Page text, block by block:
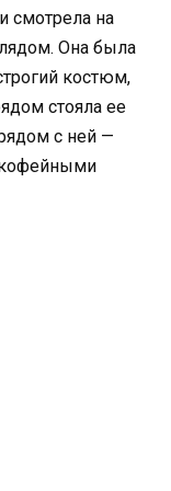
смотрела на
Она была
костюм,
стояла ее
с ней —
кофейными